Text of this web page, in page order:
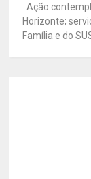
Ação
Horizonte;
Família e do